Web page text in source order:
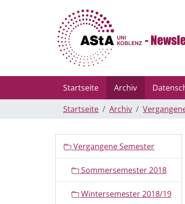
Startseite Archiv
Startseite
Archiv
Vergangene Semester
Sommersemester 2018
Wintersemester 2018/19